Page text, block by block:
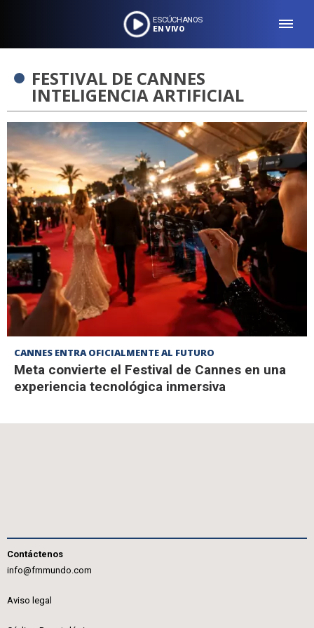
ESCÚCHANOS
EN VIVO
FESTIVAL DE CANNES
INTELIGENCIA ARTIFICIAL
CANNES ENTRA OFICIALMENTE AL FUTURO
Meta convierte el Festival de Cannes en una
experiencia tecnológica inmersiva
Contáctenos
info@fmmundo.com
Aviso legal